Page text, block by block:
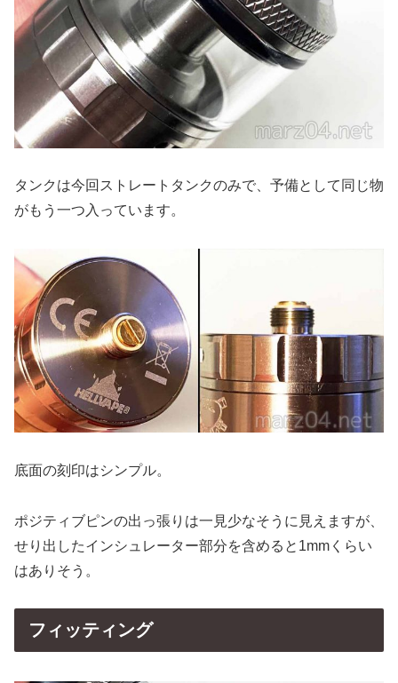
タンクは今回ストレートタンクのみで、予備として同じ物
がもう一つ入っています。
底面の刻印はシンプル。
ポジティブピンの出っ張りは一見少なそうに見えますが、
せり出したインシュレーター部分を含めると1mmくらい
はありそう。
フィッティング